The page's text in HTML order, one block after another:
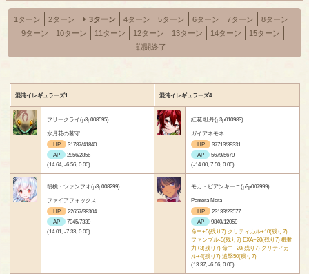
1ターン 2ターン 3ターン 4ターン 5ターン 6ターン 7ターン
8ターン
9ターン
10ターン 11ターン 12ターン 13ターン 14ターン
15ターン
戦闘終了
混沌イレギュラーズ1 混沌イレギュラーズ4
フリークライ(p3p008595)
水月花の墓守
HP
31787/41840
AP
2856/2856
(14.64, -6.56, 0.00)
紅花 牡丹(p3p010983)
ガイアネモネ
HP
37713/39331
AP
5679/5679
(-14.00, 7.50, 0.00)
胡桃・ツァンフオ(p3p008299)
ファイアフォックス
HP
22657/38304
AP
7045/7339
(14.01, -7.33, 0.00)
モカ・ビアンキーニ(p3p007999)
Pantera Nera
HP
23133/23577
AP
9840/12059
命中+5(残り7) クリティカル+10(残り7)
ファンブル-5(残り7) EXA+20(残り7) 機動
力+3(残り7) 命中+20(残り7) クリティカ
ル+4(残り7) 追撃50(残り7)
(13.37, -6.56, 0.00)